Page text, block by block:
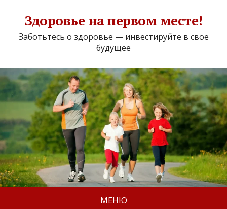
Здоровье на первом месте!
Заботьтесь о здоровье — инвестируйте в свое
будущее
МЕНЮ